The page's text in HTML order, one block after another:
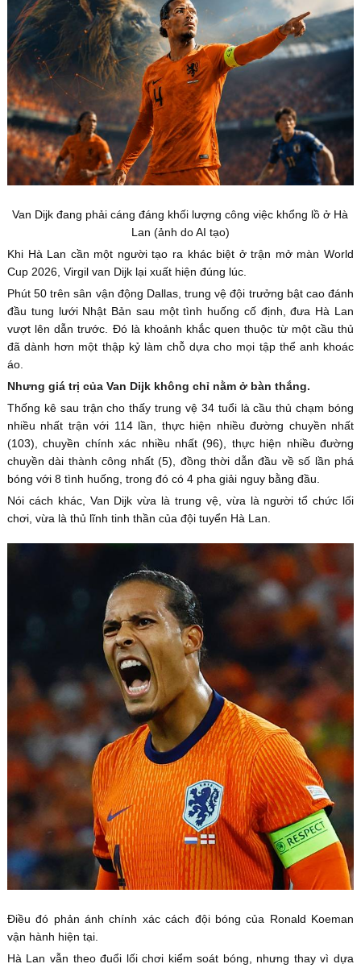
Van Dijk đang phải cáng đáng khối lượng công việc khổng lồ ở Hà
Lan (ảnh do AI tạo)
Khi Hà Lan cần một người tạo ra khác biệt ở trận mở màn World
Cup 2026, Virgil van Dijk lại xuất hiện đúng lúc.
Phút 50 trên sân vận động Dallas, trung vệ đội trưởng bật cao đánh
đầu tung lưới Nhật Bản sau một tình huống cố định, đưa Hà Lan
vượt lên dẫn trước. Đó là khoảnh khắc quen thuộc từ một cầu thủ
đã dành hơn một thập kỷ làm chỗ dựa cho mọi tập thể anh khoác
áo.
Nhưng giá trị của Van Dijk không chỉ nằm ở bàn thắng.
Thống kê sau trận cho thấy trung vệ 34 tuổi là cầu thủ chạm bóng
nhiều nhất trận với 114 lần, thực hiện nhiều đường chuyền nhất
(103), chuyền chính xác nhiều nhất (96), thực hiện nhiều đường
chuyền dài thành công nhất (5), đồng thời dẫn đầu về số lần phá
bóng với 8 tình huống, trong đó có 4 pha giải nguy bằng đầu.
Nói cách khác, Van Dijk vừa là trung vệ, vừa là người tổ chức lối
chơi, vừa là thủ lĩnh tinh thần của đội tuyển Hà Lan.
Điều đó phản ánh chính xác cách đội bóng của Ronald Koeman
vận hành hiện tại.
Hà Lan vẫn theo đuổi lối chơi kiểm soát bóng, nhưng thay vì dựa